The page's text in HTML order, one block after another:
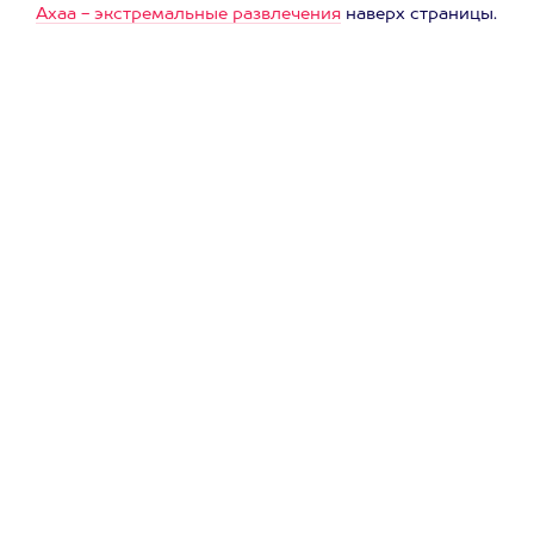
Ахаа - экстремальные развлечения наверх страницы.